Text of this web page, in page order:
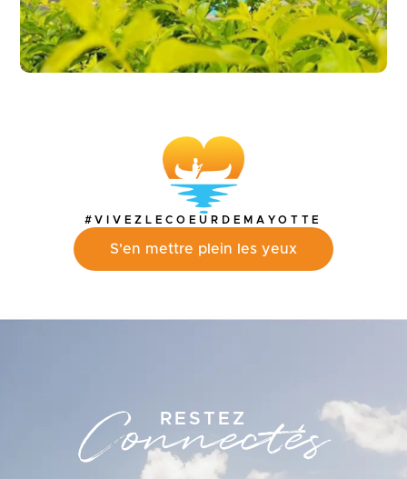
#VIVEZLECOEURDEMAYOTTE
S'en mettre plein les yeux
RESTEZ
Connectés